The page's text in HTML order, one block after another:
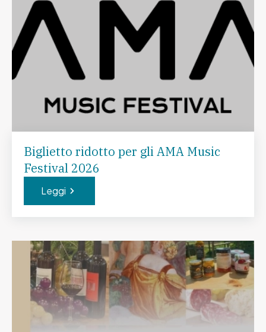
Biglietto ridotto per gli AMA Music
Festival 2026
Leggi